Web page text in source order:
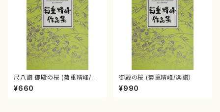
尺八譜 御殿の桜 (菊重精峰/楽
譜）
¥660
御殿の桜 (菊重精峰/楽譜）
¥990